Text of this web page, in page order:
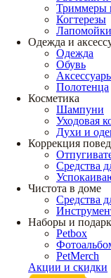
Триммеры
Когтерезы
Лапомойки
Одежда и
Одежда
Обувь
Полотенца
Косметика
Шампуни
Уходовая
Духи и
Коррекция
Средства
Чистота в доме
Средства
Наборы и
Petbox
PetMerch
Акции и скидки